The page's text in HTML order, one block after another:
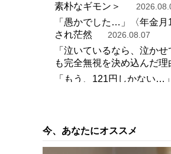
素朴なギモン＞
「愚かでした…」〈年金
され茫然
2026.08.07
「泣いているなら、泣か
も完全無視を決め込んだ理
「もう、121円しかない…
今、あなたにオススメ